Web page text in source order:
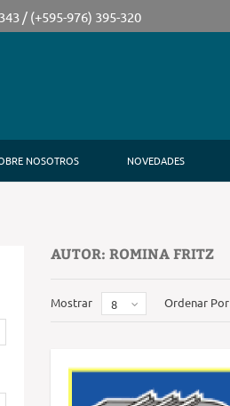
/ (+595-976) 395-320
NOSOTROS NOVEDADES
AUTOR: ROMINA FRITZ
Mostrar 8 Ordenar Por